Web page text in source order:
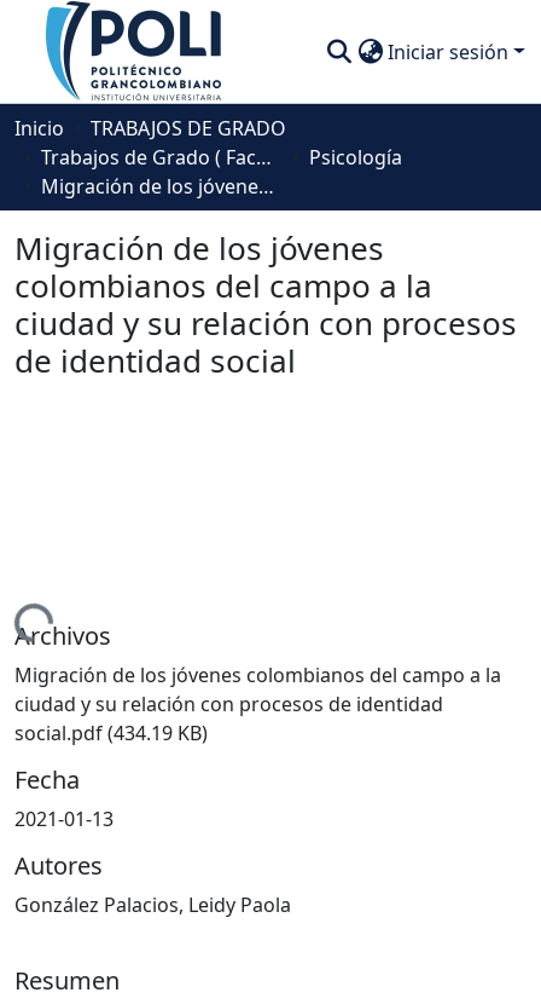
Iniciar sesión
Comunidades
Descubre
Inicio
TRABAJOS DE GRADO
Trabajos de Grado ( Facultad de Sociedad, Cultura y Creatividad)
Psicología
Migración de los jóvenes colombianos del campo a la ciudad y su relación con procesos de identidad social
Migración de los jóvenes
colombianos del campo a la
ciudad y su relación con procesos
de identidad social
Archivos
Migración de los jóvenes colombianos del campo a la
ciudad y su relación con procesos de identidad
social.pdf(434.19 KB)
Fecha
2021-01-13
Autores
González Palacios, Leidy Paola
Resumen